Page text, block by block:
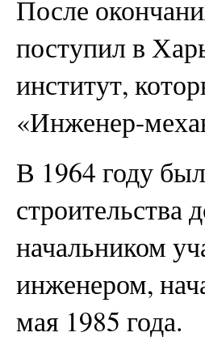
После
поступил в
институт,
«Инженер-
В 1964 году
строительства
начальником
инженером,
мая 1985 года.